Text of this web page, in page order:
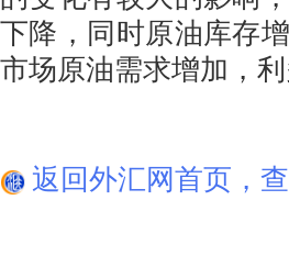
下降，同时原油库存
市场原油需求增加，利
返回外汇网首页，